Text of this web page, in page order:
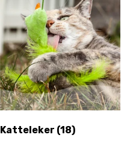
Katteleker (18)